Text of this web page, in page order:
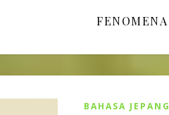
FENOMENA
BAHASA JEPANG